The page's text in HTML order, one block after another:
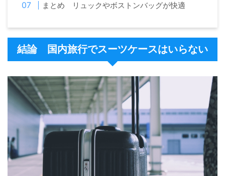
まとめ リュックやボストンバッグが快適
結論 国内旅行でスーツケースはいらない